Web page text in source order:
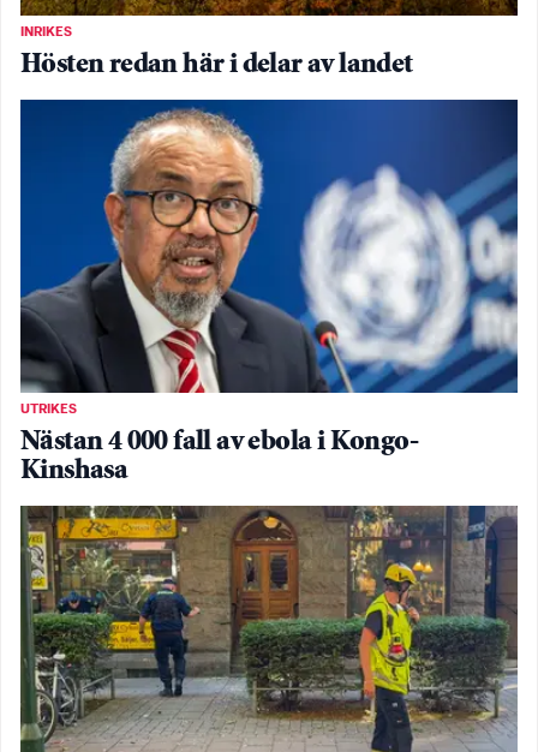
INRIKES
Hösten redan här i delar av landet
UTRIKES
Nästan 4 000 fall av ebola i Kongo-
Kinshasa